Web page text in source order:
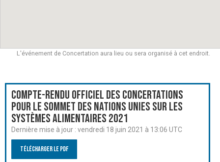
L'événement de Concertation aura lieu ou sera organisé à cet endroit.
Compte-rendu officiel des Concertations
pour le Sommet des Nations Unies sur les
systèmes alimentaires 2021
Dernière mise à jour : vendredi 18 juin 2021 à 13:06 UTC
Télécharger le PDF